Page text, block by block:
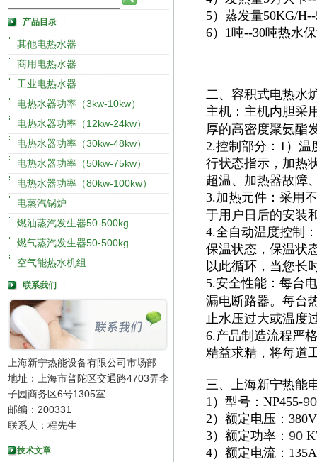
产品目录
其他电热水器
商用电热水器
工业电热水器
电热水器功率（3kw-10kw）
电热水器功率（12kw-24kw）
电热水器功率（30kw-48kw）
电热水器功率（50kw-75kw）
电热水器功率（80kw-100kw）
电蒸汽锅炉
燃油蒸汽发生器50-500kg
燃气蒸汽发生器50-500kg
空气能热水机组
联系我们
上海新宁热能设备有限公司市场部
地址：上海市普陀区交通路4703弄李
子园商务区6号1305室
邮编：200331
联系人：程先生
技术文章
5）蒸发量50KG/
6）1吨--30吨热水
二、容积式电热水
主机：主机内胆采
厚的高密度聚氨酯
2.控制部分：1）温
行状态指示，加热
超温、加热器故障
3.加热元件：采用
于用户日后的安装
4.全自动温度控制
保温状态，保温状
以此循环，当您长
5.安全性能：每台
漏电断路器。每台
止水压过大或温度
6.产品制造流程严
精益求精，将每道
三、上海新宁热能
1）型号：NP455-90
2）额定电压：380V
3）额定功率： 90
4）额定电流：135A